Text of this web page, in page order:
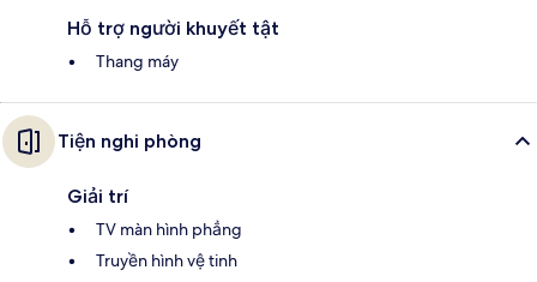
Hỗ trợ người khuyết tật
Thang máy
Tiện nghi phòng
Giải trí
TV màn hình phẳng
Truyền hình vệ tinh